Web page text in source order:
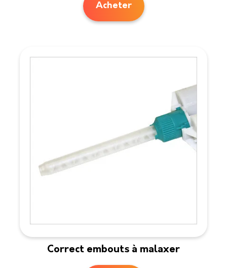
Acheter
Correct embouts à malaxer